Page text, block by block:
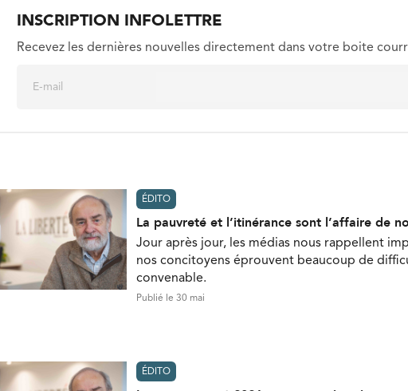
INSCRIPTION INFOLETTRE
Recevez les dernières nouvelles directement dans votre boite
ÉDITO
La pauvreté et l’itinérance sont l’affaire de
Jour après jour, les médias nous rappellent
nos concitoyens éprouvent beaucoup de
convenable.
Publié le 30 mai
ÉDITO